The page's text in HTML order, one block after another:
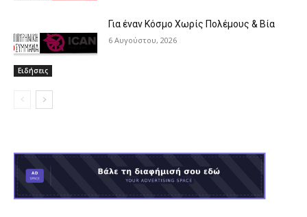
Ειδήσεις
Για έναν Κόσμο Χωρίς Πολέμους & Βία
6 Αυγούστου, 2026